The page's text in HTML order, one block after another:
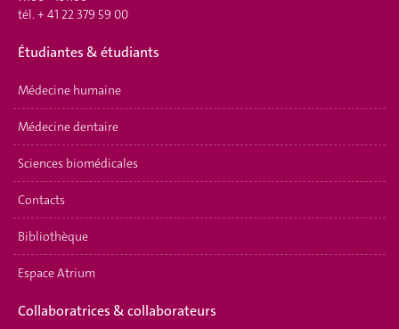
tél. + 41 22 379 59 00
Étudiantes & étudiants
Médecine humaine
Médecine dentaire
Sciences biomédicales
Contacts
Bibliothèque
Espace Atrium
Collaboratrices & collaborateurs